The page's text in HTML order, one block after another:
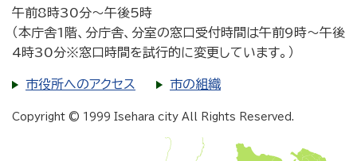
午前8時30分～午後5時
（本庁舎1階、分庁舎、分室の窓口受付時間は午前9時～午後
4時30分※窓口時間を試行的に変更しています。）
市役所へのアクセス 市の組織
Copyright © 1999 Isehara city All Rights Reserved.